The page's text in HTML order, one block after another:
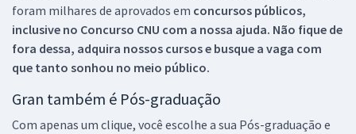
foram milhares de aprovados em concursos públicos,
inclusive no Concurso CNU com a nossa ajuda. Não fique de
fora dessa, adquira nossos cursos e busque a vaga com
que tanto sonhou no meio público.
Gran também é Pós-graduação
Com apenas um clique, você escolhe a sua Pós-graduação e